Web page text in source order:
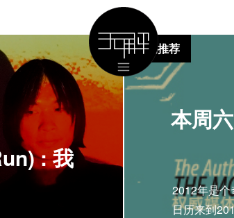
: 我
本周
2012年是
日历来到
活动推荐